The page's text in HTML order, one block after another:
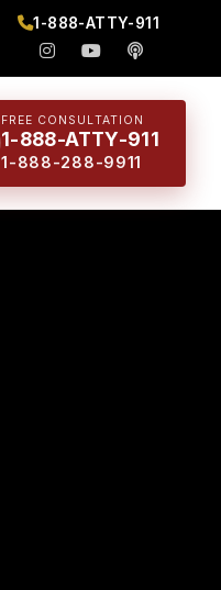
1-888-ATTY-911
FREE CONSULTATION
1-888-ATTY-911
1-888-288-9911